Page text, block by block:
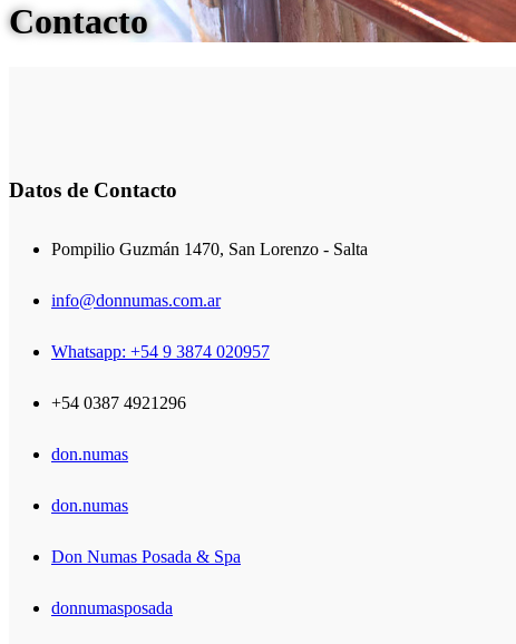
Contacto
Datos de Contacto
Pompilio Guzmán 1470, San Lorenzo - Salta
info@donnumas.com.ar
Whatsapp: +54 9 3874 020957
+54 0387 4921296
don.numas
don.numas
Don Numas Posada & Spa
donnumasposada